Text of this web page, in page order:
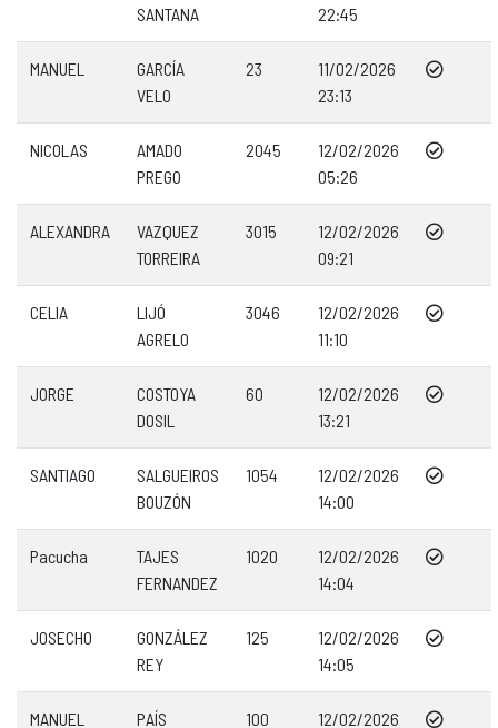
SANTANA
22:45
MANUEL
GARCÍA
VELO
23
11/02/2026
23:13
NICOLAS
AMADO
PREGO
2045
12/02/2026
05:26
ALEXANDRA
VAZQUEZ
TORREIRA
3015
12/02/2026
09:21
CELIA
LIJÓ
AGRELO
3046
12/02/2026
11:10
JORGE
COSTOYA
DOSIL
60
12/02/2026
13:21
SANTIAGO
SALGUEIROS
BOUZÓN
1054
12/02/2026
14:00
Pacucha
TAJES
FERNANDEZ
1020
12/02/2026
14:04
JOSECHO
GONZÁLEZ
REY
125
12/02/2026
14:05
MANUEL PAÍS 100 12/02/2026